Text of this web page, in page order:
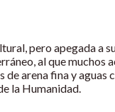
pero apegada a
al que muchos
arena fina y aguas
la Humanidad.